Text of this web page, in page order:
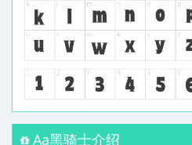
Aa黑骑士介绍